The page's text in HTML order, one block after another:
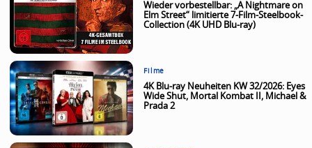
Wieder vorbestellbar: „A Nightmare on
Elm Street“ limitierte 7-Film-Steelbook-
Collection (4K UHD Blu-ray)
Filme
4K Blu-ray Neuheiten KW 32/2026: Eyes
Wide Shut, Mortal Kombat II, Michael &
Prada 2